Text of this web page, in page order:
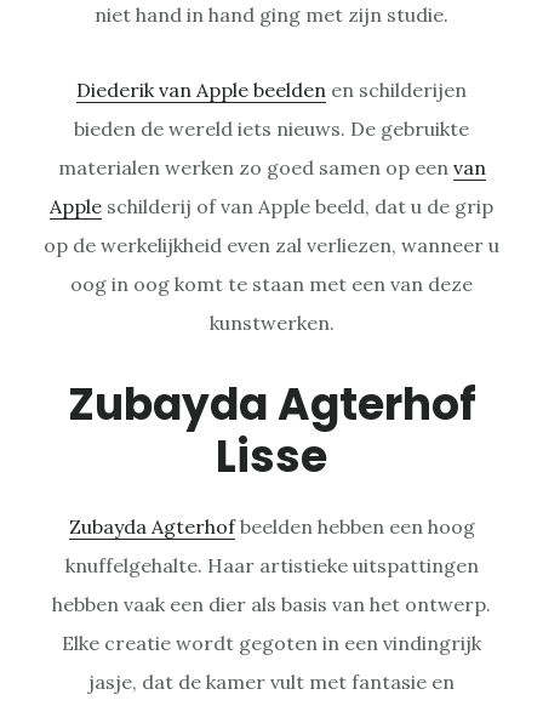
niet hand in hand ging met zijn studie.
Diederik van Apple beelden en schilderijen
bieden de wereld iets nieuws. De gebruikte
materialen werken zo goed samen op een van
Apple schilderij of van Apple beeld, dat u de grip
op de werkelijkheid even zal verliezen, wanneer u
oog in oog komt te staan met een van deze
kunstwerken.
Zubayda Agterhof
Lisse
Zubayda Agterhofbeelden hebben een hoog
knuffelgehalte. Haar artistieke uitspattingen
hebben vaak een dier als basis van het ontwerp.
Elke creatie wordt gegoten in een vindingrijk
jasje, dat de kamer vult met fantasie en